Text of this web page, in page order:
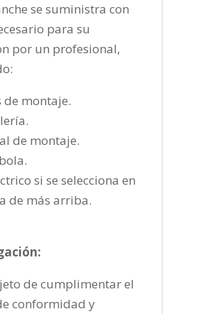
se suministra con
para su
por un profesional,
montaje.
de montaje.
si se selecciona en
de más arriba.
de cumplimentar el
conformidad y